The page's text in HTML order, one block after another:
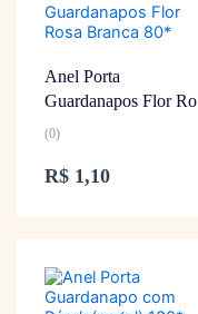
Anel Porta
Guardanapos Flor Ro
(0)
R$ 1,10